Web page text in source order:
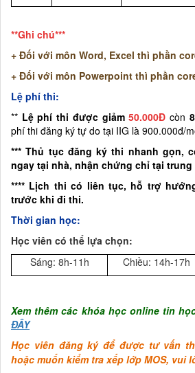
**Ghi chú***
+ Đối với môn Word, Excel thì phần
+ Đối với môn Powerpoint thì phần
Lệ phí thi:
** Lệ phí thi được giảm 50.000Đ còn
phí thi đăng ký tự do tại IIG là 900.000đ/
*** Thủ tục đăng ký thi nhanh gọn,
ngay tại nhà, nhận chứng chỉ tại trung
**** Lịch thi có liên tục, hỗ trợ
trước khi đi thi.
Thời gian học:
Học viên có thể lựa chọn:
Sáng: 8h-11h
Chiều: 14h-17h
Xem thêm các khóa học online tin
ĐÂY
Học viên đăng ký để được tư vấn
hoặc muốn kiểm tra xếp lớp MOS, vui